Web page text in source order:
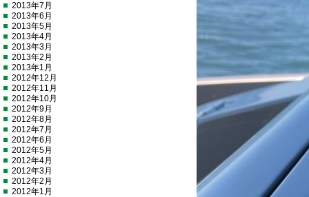
2013年7月
2013年6月
2013年5月
2013年4月
2013年3月
2013年2月
2013年1月
2012年12月
2012年11月
2012年10月
2012年9月
2012年8月
2012年7月
2012年6月
2012年5月
2012年4月
2012年3月
2012年2月
2012年1月